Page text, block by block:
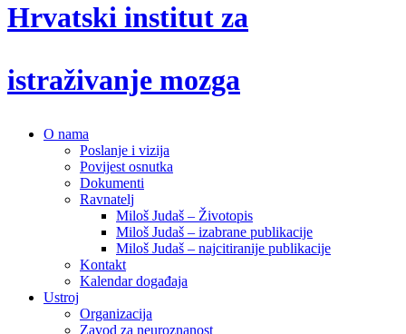
Hrvatski institut za
istraživanje mozga
O nama
Poslanje i vizija
Povijest osnutka
Dokumenti
Ravnatelj
Miloš Judaš – Životopis
Miloš Judaš – izabrane publikacije
Miloš Judaš – najcitiranije publikacije
Kontakt
Kalendar događaja
Ustroj
Organizacija
Zavod za neuroznanost